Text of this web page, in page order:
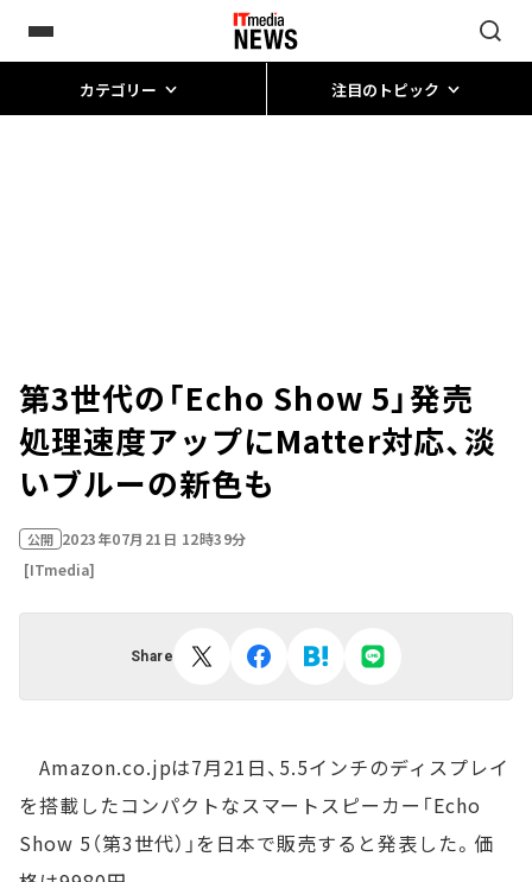
カテゴリー 注目のトピック
第3世代の「Echo Show 5」発売
処理速度アップにMatter対応、淡
いブルーの新色も
公開 2023年07月21日 12時39分
[ITmedia]
Share
Amazon.co.jpは7月21日、5.5インチのディスプレイ
を搭載したコンパクトなスマートスピーカー「Echo
Show 5（第3世代）」を日本で販売すると発表した。価